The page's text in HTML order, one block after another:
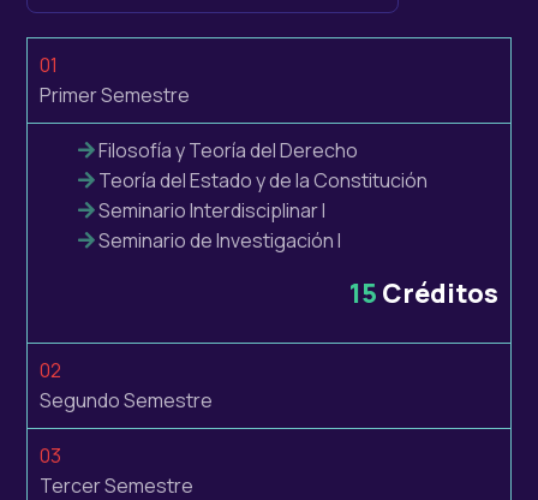
01
Primer Semestre
Filosofía y Teoría del Derecho
Teoría del Estado y de la Constitución
Seminario Interdisciplinar I
Seminario de Investigación I
15 Créditos
02
Segundo Semestre
03
Tercer Semestre